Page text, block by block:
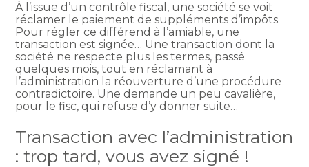
À l’issue d’un contrôle fiscal, une société se voit
réclamer le paiement de suppléments d’impôts.
Pour régler ce différend à l’amiable, une
transaction est signée… Une transaction dont la
société ne respecte plus les termes, passé
quelques mois, tout en réclamant à
l’administration la réouverture d’une procédure
contradictoire. Une demande un peu cavalière,
pour le fisc, qui refuse d’y donner suite…
Transaction avec l’administration
: trop tard, vous avez signé !